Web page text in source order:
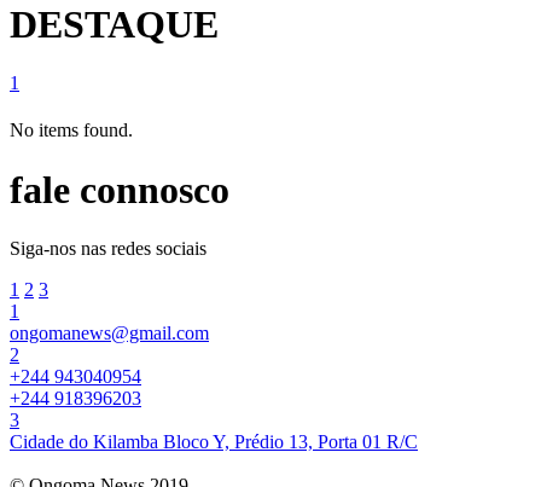
DESTAQUE
1
No items found.
fale connosco
Siga-nos nas redes sociais
1 2 3
1
ongomanews@gmail.com
2
+244 943040954
+244 918396203
3
Cidade do Kilamba Bloco Y, Prédio 13, Porta 01 R/C